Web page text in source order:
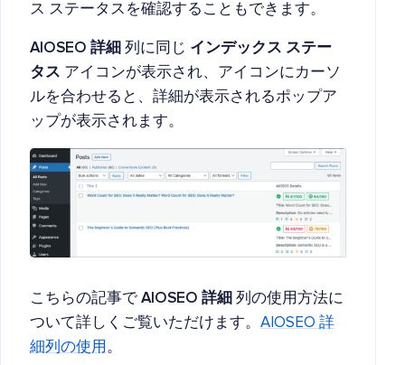
ス ステータスを確認することもできます。
AIOSEO 詳細 列に同じ インデックス ステー
タス アイコンが表示され、アイコンにカーソ
ルを合わせると、詳細が表示されるポップア
ップが表示されます。
こちらの記事で AIOSEO 詳細 列の使用方法に
ついて詳しくご覧いただけます。 AIOSEO 詳
細列の使用 。